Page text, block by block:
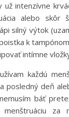
už intenzívne
alebo skôr
silný výtok
k
intímne
každú
posledný deň
báť
za